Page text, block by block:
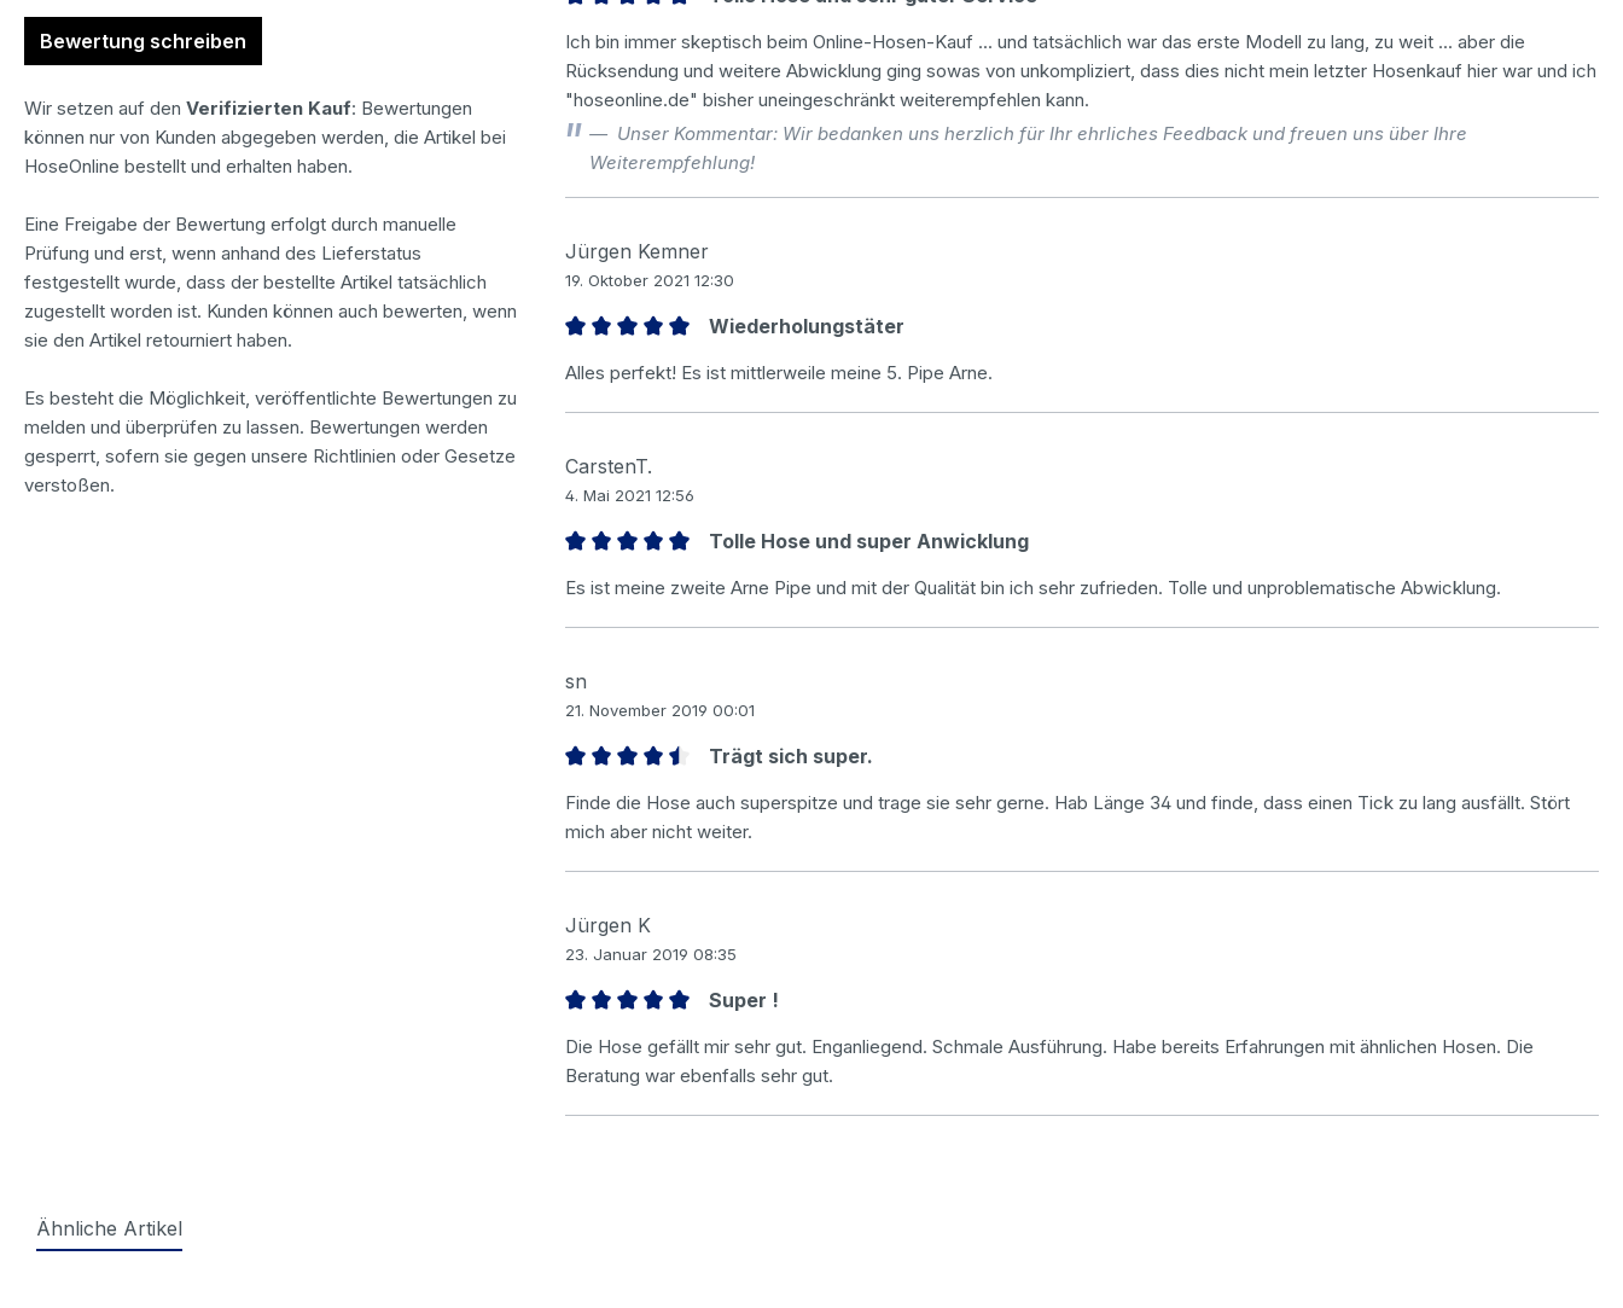
Bewertung schreiben
Wir setzen auf den Verifizierten Kauf: Bewertungen
können nur von Kunden abgegeben werden, die Artikel bei
HoseOnline bestellt und erhalten haben.
Eine Freigabe der Bewertung erfolgt durch manuelle
Prüfung und erst, wenn anhand des Lieferstatus
festgestellt wurde, dass der bestellte Artikel tatsächlich
zugestellt worden ist. Kunden können auch bewerten, wenn
sie den Artikel retourniert haben.
Es besteht die Möglichkeit, veröffentlichte Bewertungen zu
melden und überprüfen zu lassen. Bewertungen werden
gesperrt, sofern sie gegen unsere Richtlinien oder Gesetze
verstoßen.
Ich bin immer skeptisch beim Online-Hosen-Kauf ... und tatsächlich war das erste Modell zu lang, zu weit ... aber die
Rücksendung und weitere Abwicklung ging sowas von unkompliziert, dass dies nicht mein letzter Hosenkauf hier war und ich
"hoseonline.de" bisher uneingeschränkt weiterempfehlen kann.
Unser Kommentar: Wir bedanken uns herzlich für Ihr ehrliches Feedback und freuen uns über Ihre
Weiterempfehlung!
Jürgen Kemner
19. Oktober 2021 12:30
Wiederholungstäter
Alles perfekt! Es ist mittlerweile meine 5. Pipe Arne.
CarstenT.
4. Mai 2021 12:56
Tolle Hose und super Anwicklung
Es ist meine zweite Arne Pipe und mit der Qualität bin ich sehr zufrieden. Tolle und unproblematische Abwicklung.
sn
21. November 2019 00:01
Trägt sich super.
Finde die Hose auch superspitze und trage sie sehr gerne. Hab Länge 34 und finde, dass einen Tick zu lang ausfällt. Stört
mich aber nicht weiter.
Jürgen K
23. Januar 2019 08:35
Super !
Die Hose gefällt mir sehr gut. Enganliegend. Schmale Ausführung. Habe bereits Erfahrungen mit ähnlichen Hosen. Die
Beratung war ebenfalls sehr gut.
Ähnliche Artikel